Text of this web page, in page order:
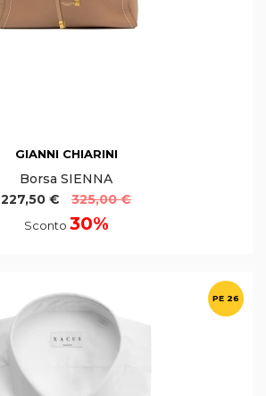
GIANNI CHIARINI
Borsa SIENNA
227,50 €
325,00 €
Sconto 30%
PE 26